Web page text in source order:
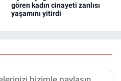
gören kadın cinayeti zanlısı
yaşamını yitirdi